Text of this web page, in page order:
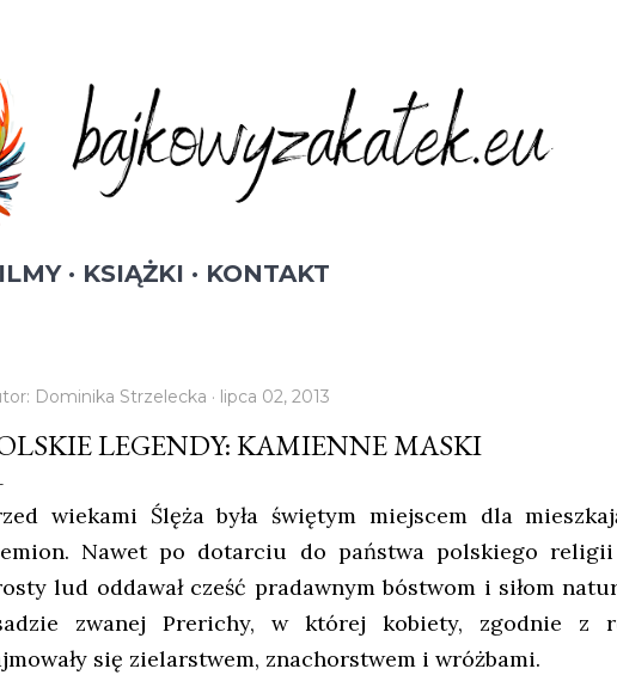
KSIĄŻKI KONTAKT
Dominika Strzelecka lipca 02, 2013
LEGENDY: KAMIENNE MASKI
wiekami Ślęża była świętym miejscem dla
Nawet po dotarciu do państwa polskiego religii
lud oddawał cześć pradawnym bóstwom i siłom
zwanej Prerichy, w której kobiety, zgodnie z
się zielarstwem, znachorstwem i wróżbami.